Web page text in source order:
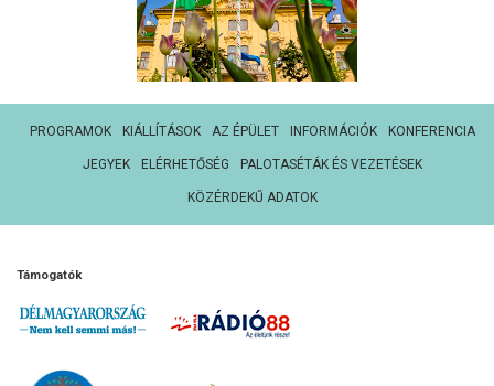
PROGRAMOK KIÁLLÍTÁSOK AZ ÉPÜLET INFORMÁCIÓK KONFERENCIA
JEGYEK ELÉRHETŐSÉG PALOTASÉTÁK ÉS VEZETÉSEK
KÖZÉRDEKŰ ADATOK
Támogatók